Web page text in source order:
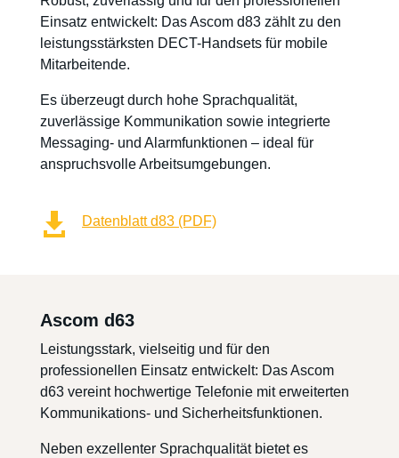
Einsatz entwickelt: Das Ascom d83 zählt zu den
leistungsstärksten DECT-Handsets für mobile
Mitarbeitende.
Es überzeugt durch hohe Sprachqualität,
zuverlässige Kommunikation sowie integrierte
Messaging- und Alarmfunktionen – ideal für
anspruchsvolle Arbeitsumgebungen.
 Datenblatt d83 (PDF)
Ascom d63
Leistungsstark, vielseitig und für den
professionellen Einsatz entwickelt: Das Ascom
d63 vereint hochwertige Telefonie mit erweiterten
Kommunikations- und Sicherheitsfunktionen.
Neben exzellenter Sprachqualität bietet es